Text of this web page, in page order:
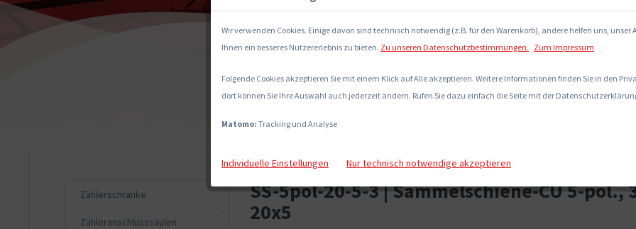
Zählerschränke
Zähleranschlusssäulen
SS-5pol-20-5-3 | Sammelschiene-CU 5-pol.,
20x5
Wir verwenden Cookies. Einige davon sind technisch notwendig (z.B. für den Warenkorb), andere helfen uns, unser
Ihnen ein besseres Nutzererlebnis zu bieten. Zu unseren Datenschutzbestimmungen. Zum Impressum
Folgende Cookies akzeptieren Sie mit einem Klick auf Alle akzeptieren. Weitere Informationen finden Sie in den
dort können Sie Ihre Auswahl auch jederzeit ändern. Rufen Sie dazu einfach die Seite mit der
Matomo: Tracking und Analyse
Individuelle Einstellungen Nur technisch notwendige akzeptieren